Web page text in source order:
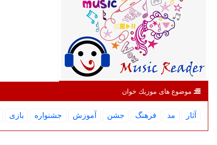
موضوع های موزیك خوان
آثار مد فرهنگ جشن آموزش جشنواره بازی